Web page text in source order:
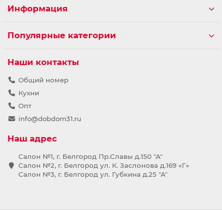
Информация
Популярные категории
Наши контакты
Общий номер
Кухни
Опт
info@dobdom31.ru
Наш адрес
Салон №1, г. Белгород Пр.Славы д.150 "А"
Салон №2, г. Белгород ул. К. Заслонова д.169 «Г»
Салон №3, г. Белгород ул. Губкина д.25 "А"